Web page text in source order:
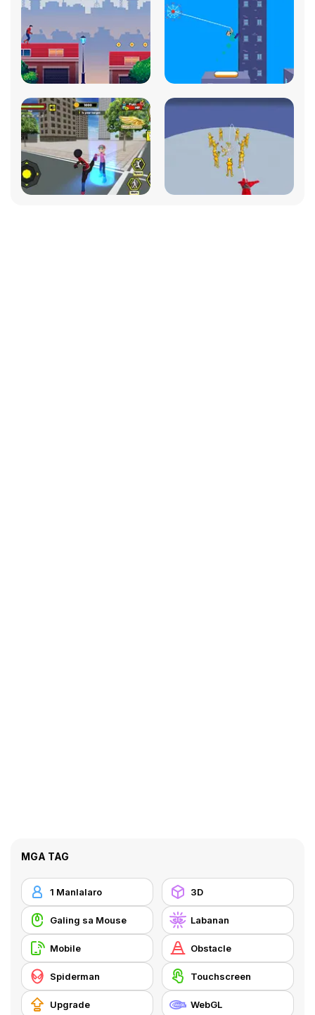
MGA TAG
1 Manlalaro 3D
Galing sa Mouse Labanan
Mobile Obstacle
Spiderman Touchscreen
Upgrade WebGL